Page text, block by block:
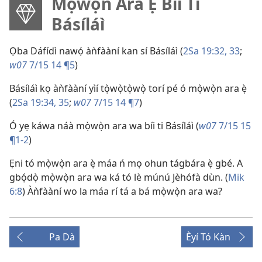
Básíláì
Ọba Dáfídì nawọ́ àǹfààní kan sí Básíláì (2Sa 19:32, 33;
w077/15 14 ¶5)
Básíláì kọ àǹfààní yìí tọ̀wọ̀tọ̀wọ̀ torí pé ó mọ̀wọ̀n ara ẹ̀
(2Sa 19:34, 35; w077/15 14 ¶7)
Ó yẹ káwa náà mọ̀wọ̀n ara wa bíi ti Básíláì (w077/15 15
¶1-2)
Ẹni tó mọ̀wọ̀n ara ẹ̀ máa ń mọ ohun tágbára ẹ̀ gbé. A
gbọ́dọ̀ mọ̀wọ̀n ara wa ká tó lè múnú Jèhófà dùn. (Mik
6:8) Àǹfààní wo la máa rí tá a bá mọ̀wọ̀n ara wa?
Pa Dà Èyí Tó Kàn